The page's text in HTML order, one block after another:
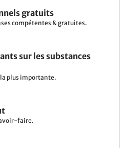
gratuits
compétentes & gratuites.
sur les substances
la plus importante.
faire.